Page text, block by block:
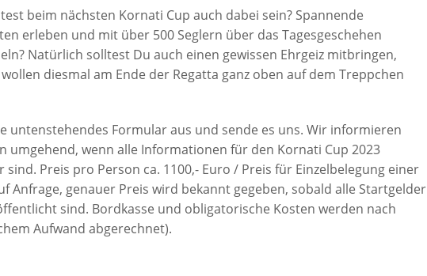
beim nächsten Kornati Cup auch dabei sein? Spannende
erleben und mit über 500 Seglern über das Tagesgeschehen
Natürlich solltest Du auch einen gewissen Ehrgeiz mitbringen,
diesmal am Ende der Regatta ganz oben auf dem Treppchen
untenstehendes Formular aus und sende es uns. Wir informieren
umgehend, wenn alle Informationen für den Kornati Cup 2023
sind. Preis pro Person ca. 1100,- Euro / Preis für Einzelbelegung einer
Anfrage, genauer Preis wird bekannt gegeben, sobald alle Startgelder
sind. Bordkasse und obligatorische Kosten werden nach
Aufwand abgerechnet).